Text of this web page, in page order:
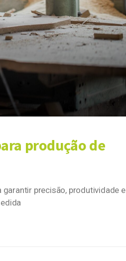
produção de
precisão, produtividade e